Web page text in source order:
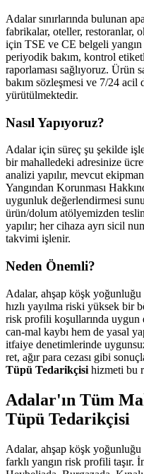
Adalar sınırlarında bulunan
fabrikalar, oteller, restoranlar,
için TSE ve CE belgeli
periyodik bakım, kontrol
raporlaması sağlıyoruz. Ürün
bakım sözleşmesi ve 7/24
yürütülmektedir.
Nasıl Yapıyoruz?
Adalar için süreç şu şekilde
bir mahalledeki adresinize
analizi yapılır, mevcut
Yangından Korunması
uygunluk değerlendirmesi
ürün/dolum atölyemizden
yapılır; her cihaza ayrı sicil
takvimi işlenir.
Neden Önemli?
Adalar, ahşap köşk
hızlı yayılma riski yüksek bir
risk profili koşullarında
can-mal kaybı hem de yasal
itfaiye denetimlerinde
ret, ağır para cezası gibi
Tüpü Tedarikçisi hizmeti bu
Adalar'ın Tüm
Tüpü Tedarikçisi
Adalar, ahşap köşk
farklı yangın risk profili taşır.